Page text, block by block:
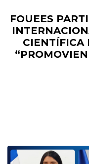
FOUEES
CIENTÍFICA